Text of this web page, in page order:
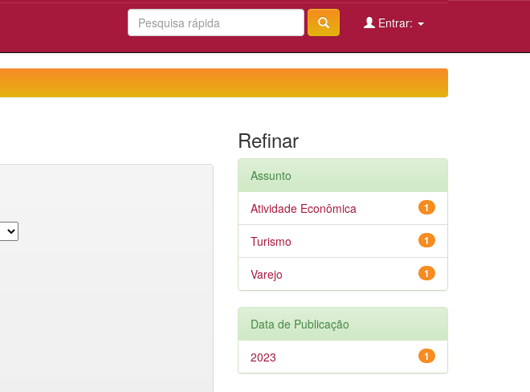
Entrar:
Refinar
Assunto
1
Atividade Econômica
1
Turismo
1
Varejo
Data de Publicação
1
2023